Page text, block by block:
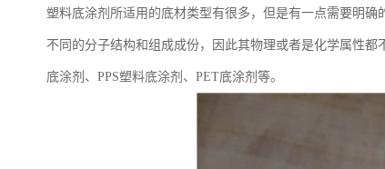
塑料底涂剂所适用的底材类型有很多，但是有一点需要明
不同的分子结构和组成成份，因此其物理或者是化学属性
底涂剂、PPS塑料底涂剂、PET底涂剂等。